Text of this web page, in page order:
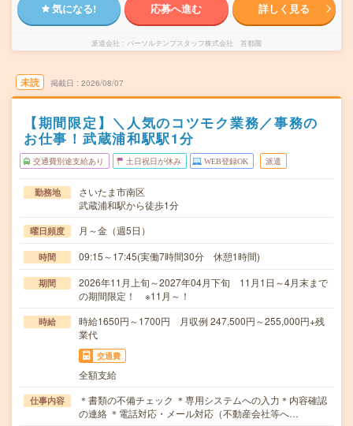
気になる! 応募へ進む 詳しく見る
派遣会社 パーソルテンプスタッフ株式会社 首都圏
未読 掲載日 2026/08/07
【期間限定】＼人気のコツモク業務／事務の
お仕事！武蔵浦和駅駅1分
交通費別途支給あり 土日祝日が休み WEB登録OK 派遣
勤務地
さいたま市南区
武蔵浦和駅から徒歩1分
曜日頻度 月～金（週5日）
時間 09:15～17:45(実働7時間30分 休憩1時間)
期間
2026年11月上旬～2027年04月下旬 11月1日～4月末まで
の期間限定！ ※11月～！
時給
時給1650円～1700円 月収例 247,500円～255,000円+残
業代
交通費
全額支給
仕事内容
＊書類の不備チェック ＊専用システムへの入力＊内容確認
の連絡 ＊電話対応・メール対応（不動産会社等へ…